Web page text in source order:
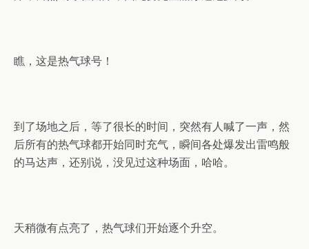
瞧，这是热气球号！
到了场地之后，等了很长的时间，突然有人喊了一声，然
后所有的热气球都开始同时充气，瞬间各处爆发出雷鸣般
的马达声，还别说，没见过这种场面，哈哈。
天稍微有点亮了，热气球们开始逐个升空。